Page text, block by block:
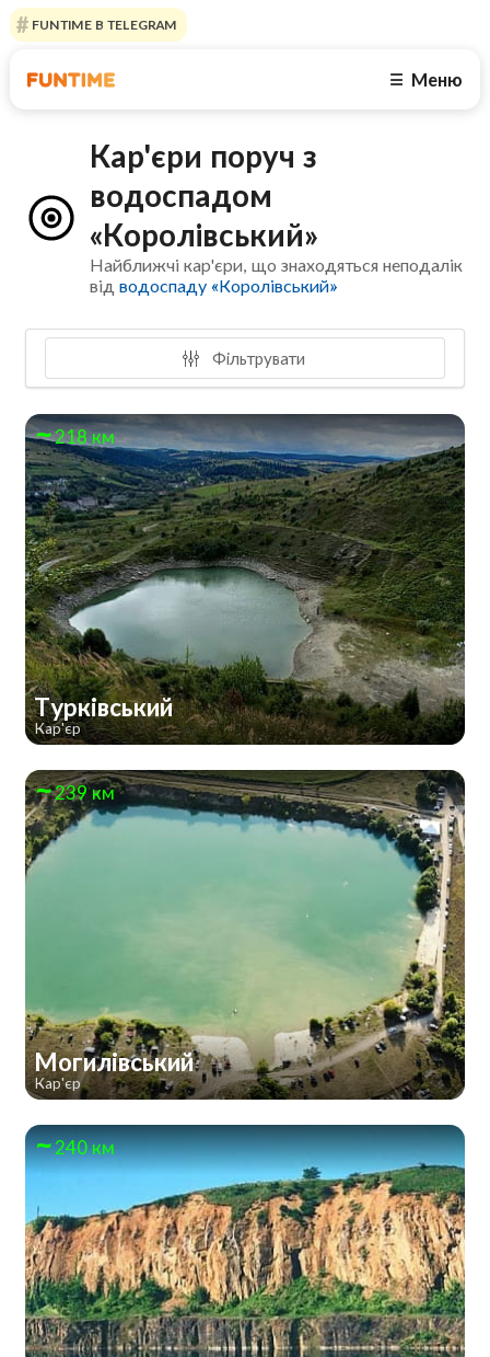
FUNTIME В TELEGRAM
☰ Меню
Кар'єри поруч з
водоспадом
«Королівський»
Найближчі кар'єри, що знаходяться неподалік
відводоспаду «Королівський»
Фільтрувати
218 км
Турківський
Кар'єр
239 км
Могилівський
Кар'єр
240 км